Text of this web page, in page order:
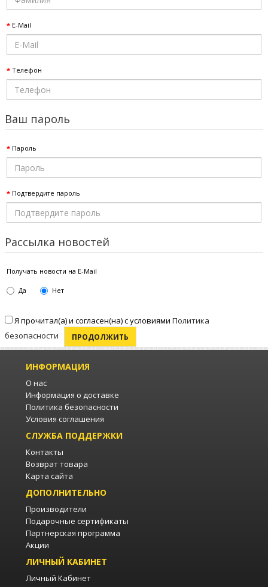
E-Mail
Телефон
Ваш пароль
Пароль
Подтвердите пароль
Рассылка новостей
Получать новости на E-Mail
Да Нет
Я прочитал(а) и согласен(на) с условиями Политика
безопасности
ПРОДОЛЖИТЬ
ИНФОРМАЦИЯ
О нас
Информация о доставке
Политика безопасности
Условия соглашения
СЛУЖБА ПОДДЕРЖКИ
Контакты
Возврат товара
Карта сайта
ДОПОЛНИТЕЛЬНО
Производители
Подарочные сертификаты
Партнерская программа
Акции
ЛИЧНЫЙ КАБИНЕТ
Личный Кабинет